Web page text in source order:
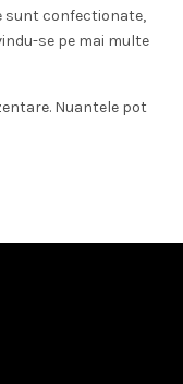
sunt confectionate,
se pe mai multe
Nuantele pot